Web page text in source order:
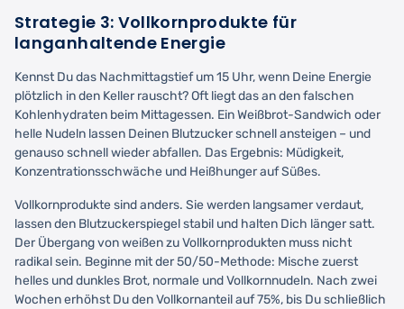
Strategie 3: Vollkornprodukte für
langanhaltende Energie
Kennst Du das Nachmittagstief um 15 Uhr, wenn Deine Energie
plötzlich in den Keller rauscht? Oft liegt das an den falschen
Kohlenhydraten beim Mittagessen. Ein Weißbrot-Sandwich oder
helle Nudeln lassen Deinen Blutzucker schnell ansteigen – und
genauso schnell wieder abfallen. Das Ergebnis: Müdigkeit,
Konzentrationsschwäche und Heißhunger auf Süßes.
Vollkornprodukte sind anders. Sie werden langsamer verdaut,
lassen den Blutzuckerspiegel stabil und halten Dich länger satt.
Der Übergang von weißen zu Vollkornprodukten muss nicht
radikal sein. Beginne mit der 50/50-Methode: Mische zuerst
helles und dunkles Brot, normale und Vollkornnudeln. Nach zwei
Wochen erhöhst Du den Vollkornanteil auf 75%, bis Du schließlich